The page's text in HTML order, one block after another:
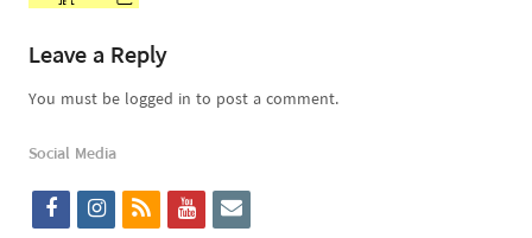
Leave a Reply
You must be logged in to post a comment.
Social Media
f
i
r
y
e